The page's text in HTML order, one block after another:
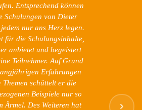
Entsprechend können
Schulungen von Dieter
nur ans Herz legen.
für die Schulungsinhalte,
anbietet und begeistert
Teilnehmer. Auf Grund
Erfahrungen
Themen schüttelt er die
Beispiele nur so
Ärmel. Des Weiteren hat